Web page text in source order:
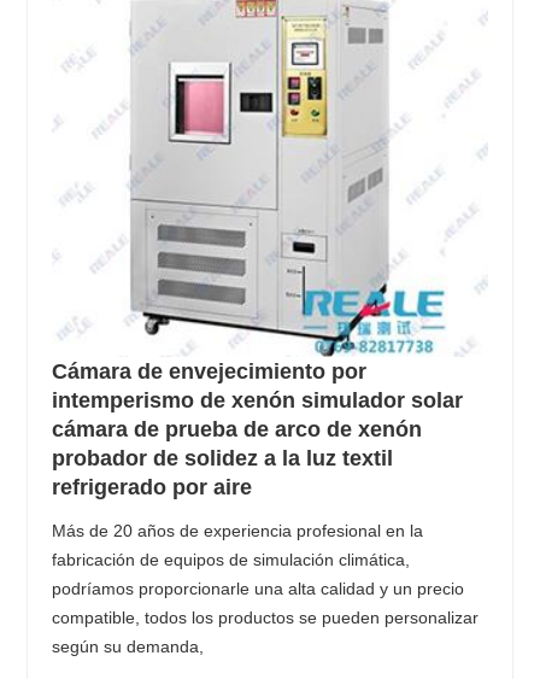
Cámara de envejecimiento por
intemperismo de xenón simulador solar
cámara de prueba de arco de xenón
probador de solidez a la luz textil
refrigerado por aire
Más de 20 años de experiencia profesional en la
fabricación de equipos de simulación climática,
podríamos proporcionarle una alta calidad y un precio
compatible, todos los productos se pueden personalizar
según su demanda,